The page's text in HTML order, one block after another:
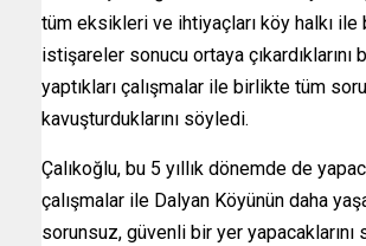
tüm eksikleri ve ihtiyaçları köy halkı ile
istişareler sonucu ortaya çıkardıklarını
yaptıkları çalışmalar ile birlikte tüm
kavuşturduklarını söyledi.
Çalıkoğlu, bu 5 yıllık dönemde de
çalışmalar ile Dalyan Köyünün daha
sorunsuz, güvenli bir yer yapacaklarını